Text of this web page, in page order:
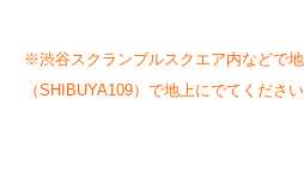
※渋谷スクランブルスクエア内などで
（SHIBUYA109）で地上にでてください